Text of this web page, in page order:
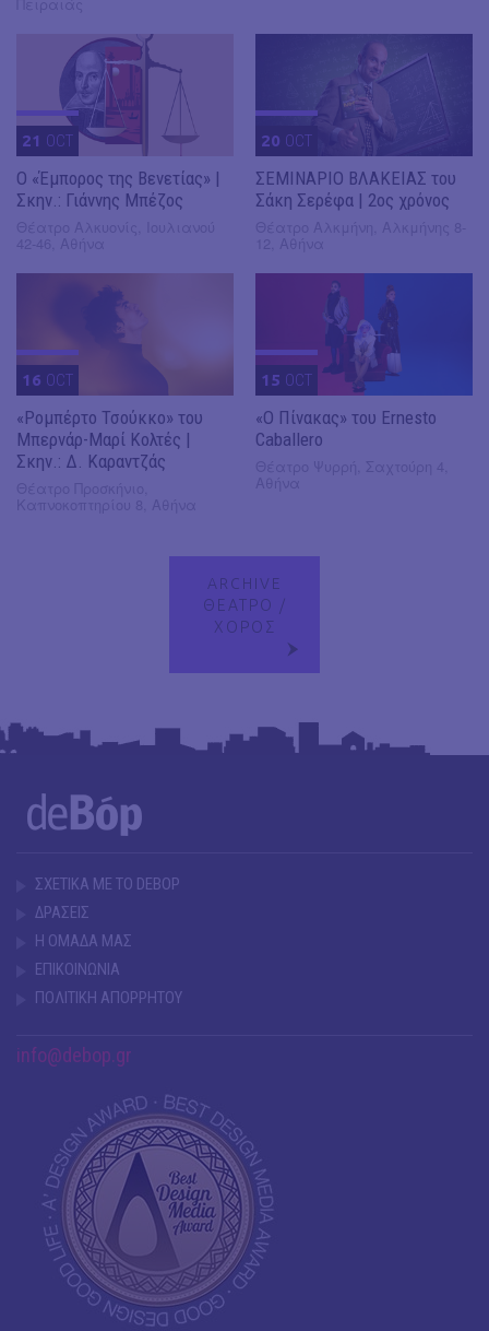
21 OCT
Ο «Έμπορος της Βενετίας» |
Σκην.: Γιάννης Μπέζος
20 OCT
ΣΕΜΙΝΑΡΙΟ ΒΛΑΚΕΙΑΣ του
Σάκη Σερέφα | 2ος χρόνος
16 OCT
«Ρομπέρτο Τσούκκο» του
Μπερνάρ-Μαρί Κολτές |
Σκην.: Δ. Καραντζάς
15 OCT
«Ο Πίνακας» του Ernesto
Caballero
ARCHIVE
ΘΕΑΤΡΟ /
ΧΟΡΟΣ
ΣΧΕΤΙΚΑ ΜΕ ΤΟ DEBOP
ΔΡΑΣΕΙΣ
Η ΟΜΑΔΑ ΜΑΣ
ΕΠΙΚΟΙΝΩΝΙΑ
ΠΟΛΙΤΙΚΗ ΑΠΟΡΡΗΤΟΥ
info@debop.gr